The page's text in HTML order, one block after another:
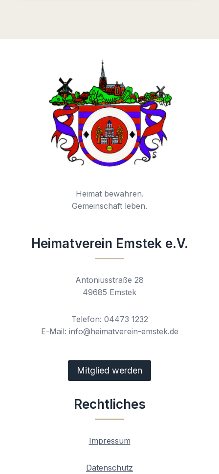
Heimat bewahren.
Gemeinschaft leben.
Heimatverein Emstek e.V.
Antoniusstraße 28
49685 Emstek
Telefon: 04473 1232
E-Mail: info@heimatverein-emstek.de
Mitglied werden
Rechtliches
Impressum
Datenschutz